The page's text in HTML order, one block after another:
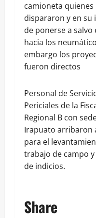
camioneta quienes
dispararon y en su
de ponerse a salvo
hacia los
embargo los
fueron directos
Personal de
Periciales de la
Regional B con
Irapuato arribaron
para el
trabajo de campo
de indicios.
Share